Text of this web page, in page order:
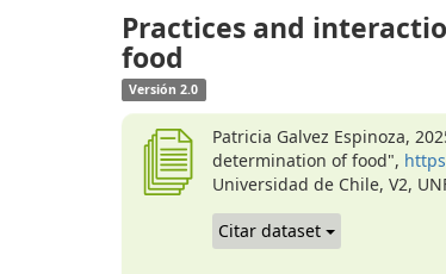
Practices and
food
Versión 2.0
Patricia Galvez Espinoza,
determination of food",
Universidad de Chile, V2,
Citar dataset